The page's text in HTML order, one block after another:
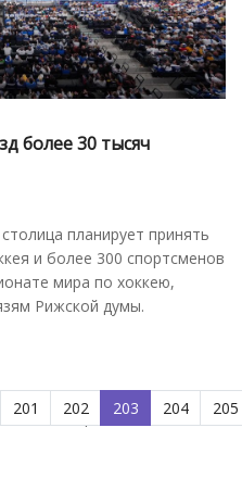
более 30 тысяч
планирует принять
и более 300 спортсменов
мира по хоккею,
Рижской думы.
Страница 203 из 312
201 202 203 204 205